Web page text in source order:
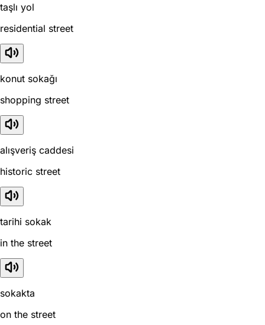
taşlı yol
residential street
konut sokağı
shopping street
alışveriş caddesi
historic street
tarihi sokak
in the street
sokakta
on the street